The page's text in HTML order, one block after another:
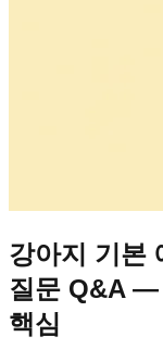
강아지 기본
질문 Q&A —
핵심